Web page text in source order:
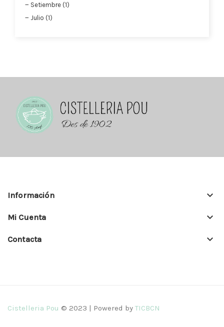
Setiembre (1)
Julio (1)
Información keyboard_arrow_down
Mi Cuenta keyboard_arrow_down
Contacta keyboard_arrow_down
Cistelleria Pou © 2023 | Powered by TICBCN